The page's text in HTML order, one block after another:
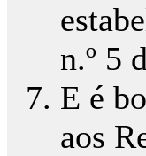
n.º 5
E é
aos